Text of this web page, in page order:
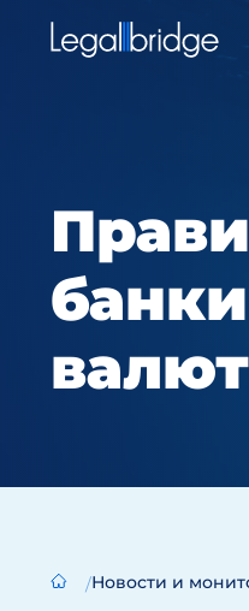
Новости и